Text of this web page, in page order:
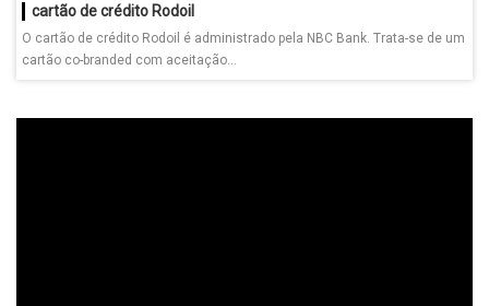
cartão de crédito Rodoil
O cartão de crédito Rodoil é administrado pela NBC Bank. Trata-se de um
cartão co-branded com aceitação...